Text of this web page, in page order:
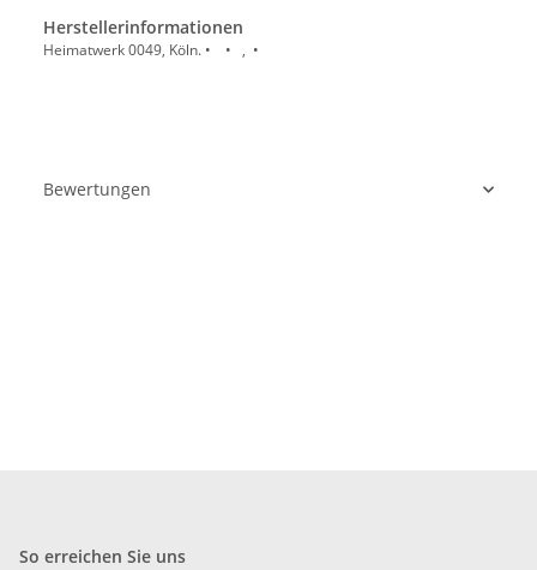
Herstellerinformationen
Heimatwerk 0049, Köln. • • , •
Bewertungen
So erreichen Sie uns